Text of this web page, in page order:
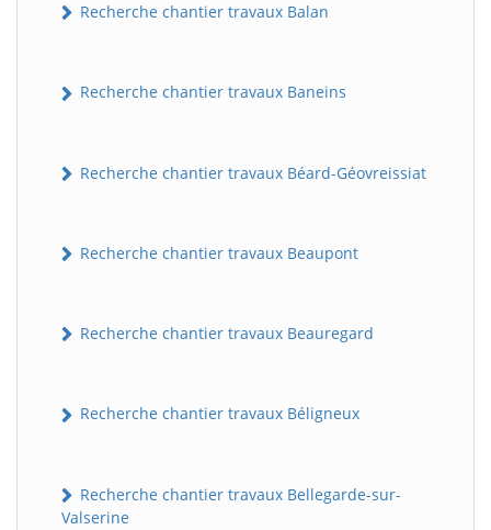
Recherche chantier travaux Balan
Recherche chantier travaux Baneins
Recherche chantier travaux Béard-Géovreissiat
Recherche chantier travaux Beaupont
Recherche chantier travaux Beauregard
Recherche chantier travaux Béligneux
Recherche chantier travaux Bellegarde-sur-
Valserine